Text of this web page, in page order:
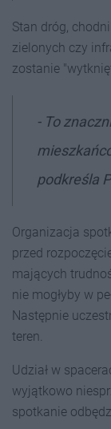
Stan dróg,
zielonych czy
zostanie
- To
podkreśla
Organizacja
przed
mających
nie mogłyby w
Następnie
teren.
Udział w
wyjątkowo
spotkanie